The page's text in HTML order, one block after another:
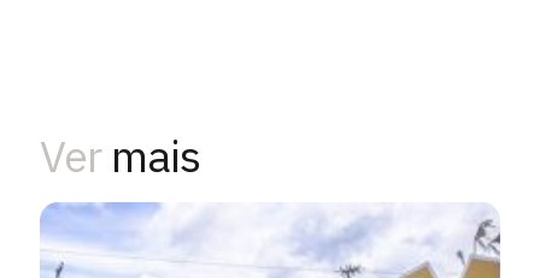
Ver mais